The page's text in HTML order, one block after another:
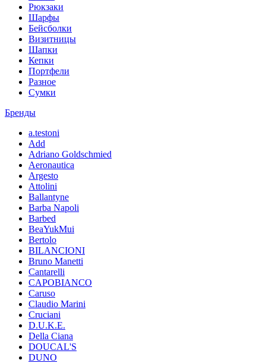
Рюкзаки
Шарфы
Бейсболки
Визитницы
Шапки
Кепки
Портфели
Разное
Сумки
Бренды
a.testoni
Add
Adriano Goldschmied
Aeronautica
Argesto
Attolini
Ballantyne
Barba Napoli
Barbed
BeaYukMui
Bertolo
BILANCIONI
Bruno Manetti
Cantarelli
CAPOBIANCO
Caruso
Claudio Marini
Cruciani
D.U.K.E.
Della Ciana
DOUCAL'S
DUNO